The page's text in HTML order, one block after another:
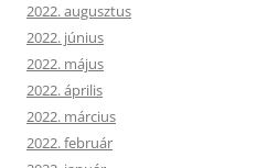
2022. augusztus
2022. június
2022. május
2022. április
2022. március
2022. február